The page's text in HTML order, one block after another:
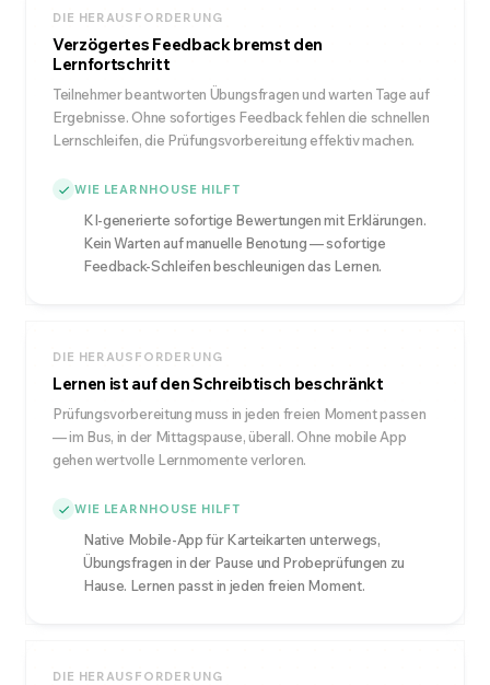
DIE HERAUSFORDERUNG
Verzögertes Feedback bremst den
Lernfortschritt
Teilnehmer beantworten Übungsfragen und warten Tage auf
Ergebnisse. Ohne sofortiges Feedback fehlen die schnellen
Lernschleifen, die Prüfungsvorbereitung effektiv machen.
WIE LEARNHOUSE HILFT
KI-generierte sofortige Bewertungen mit Erklärungen.
Kein Warten auf manuelle Benotung — sofortige
Feedback-Schleifen beschleunigen das Lernen.
DIE HERAUSFORDERUNG
Lernen ist auf den Schreibtisch beschränkt
Prüfungsvorbereitung muss in jeden freien Moment passen
— im Bus, in der Mittagspause, überall. Ohne mobile App
gehen wertvolle Lernmomente verloren.
WIE LEARNHOUSE HILFT
Native Mobile-App für Karteikarten unterwegs,
Übungsfragen in der Pause und Probeprüfungen zu
Hause. Lernen passt in jeden freien Moment.
DIE HERAUSFORDERUNG